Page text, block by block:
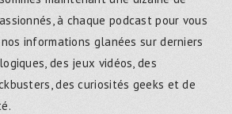
à chaque podcast pour vous
informations glanées sur derniers
des jeux vidéos, des
des curiosités geeks et de